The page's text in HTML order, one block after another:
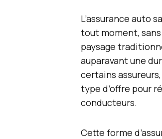
L’assurance auto
tout moment,
paysage
auparavant une
certains
type d’offre pour
conducteurs.
Cette forme